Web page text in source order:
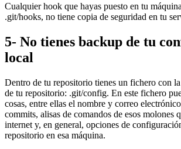
Cualquier hook que hayas puesto en tu
.git/hooks, no tiene copia de seguridad en tu
5- No tienes backup de tu
local
Dentro de tu repositorio tienes un fichero con
de tu repositorio: .git/config. En este fichero
cosas, entre ellas el nombre y correo
commits, alisas de comandos de esos molones
internet y, en general, opciones de
repositorio en esa máquina.